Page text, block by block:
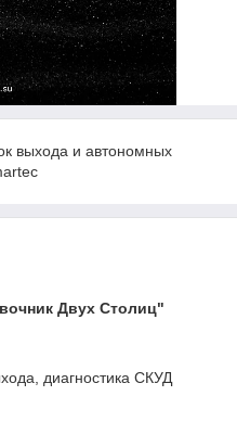
выхода и автономных
Двух Столиц"
диагностика СКУД